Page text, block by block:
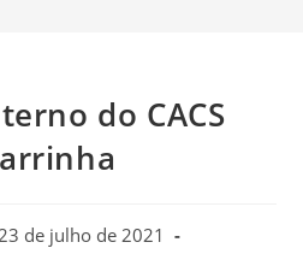
do CACS
de julho de 2021